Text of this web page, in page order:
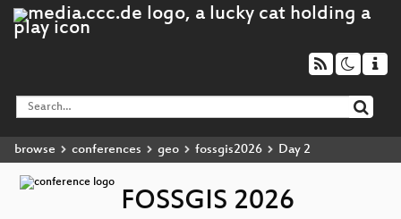
browse conferences geo fossgis2026 Day 2
FOSSGIS 2026